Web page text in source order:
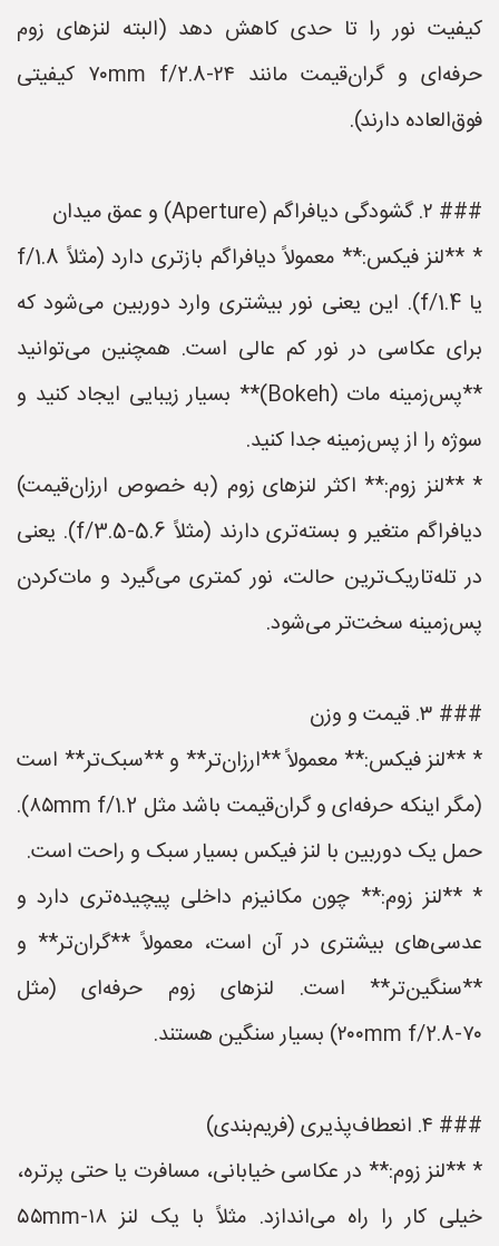
کیفیت نور را تا حدی کاهش دهد (البته لنزهای زوم
حرفه‌ای و گران‌قیمت مانند ۲۴-۷۰mm f/2.8 کیفیتی
فوق‌العاده دارند).
### ۲. گشودگی دیافراگم (Aperture) و عمق میدان
* **لنز فیکس:** معمولاً دیافراگم بازتری دارد (مثلاً f/1.8
یا f/1.4). این یعنی نور بیشتری وارد دوربین می‌شود که
برای عکاسی در نور کم عالی است. همچنین می‌توانید
**پس‌زمینه مات (Bokeh)** بسیار زیبایی ایجاد کنید و
سوژه را از پس‌زمینه جدا کنید.
* **لنز زوم:** اکثر لنزهای زوم (به خصوص ارزان‌قیمت)
دیافراگم متغیر و بسته‌تری دارند (مثلاً f/3.5-5.6). یعنی
در تله‌تاریک‌ترین حالت، نور کمتری می‌گیرد و مات‌کردن
پس‌زمینه سخت‌تر می‌شود.
### ۳. قیمت و وزن
* **لنز فیکس:** معمولاً **ارزان‌تر** و **سبک‌تر** است
(مگر اینکه حرفه‌ای و گران‌قیمت باشد مثل ۸۵mm f/1.2).
حمل یک دوربین با لنز فیکس بسیار سبک و راحت است.
* **لنز زوم:** چون مکانیزم داخلی پیچیده‌تری دارد و
عدسی‌های بیشتری در آن است، معمولاً **گران‌تر** و
**سنگین‌تر** است. لنزهای زوم حرفه‌ای (مثل
۷۰-۲۰۰mm f/2.8) بسیار سنگین هستند.
### ۴. انعطاف‌پذیری (فریم‌بندی)
* **لنز زوم:** در عکاسی خیابانی، مسافرت یا حتی پرتره،
خیلی کار را راه می‌اندازد. مثلاً با یک لنز ۱۸-۵۵mm